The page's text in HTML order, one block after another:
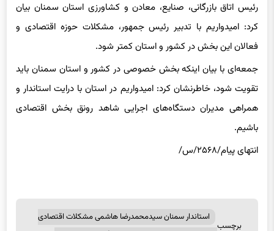
رئیس اتاق بازرگانی، صنایع، معادن و کشاورزی استان سمنان بیان
کرد: امیدواریم با تدبیر رئیس جمهور، مشکلات حوزه اقتصادی و
فعالان این بخش در کشور و استان کمتر شود.
جمعه‌ای با بیان اینکه بخش خصوصی در کشور و استان سمنان باید
تقویت شود،‌ خاطرنشان کرد: امیدواریم در استان با درایت استاندار و
همراهی مدیران دستگاه‌های اجرایی شاهد رونق بخش اقتصادی
باشیم.
انتهای پیام/۲۵۶۸/س/
برچسب
استاندار سمنان سیدمحمدرضا هاشمی مشکلات اقتصادی